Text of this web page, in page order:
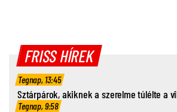
FRISS HÍREK
Tegnap, 13:45
Sztárpárok, akiknek a szerelme túlélte a
Tegnap, 9:58